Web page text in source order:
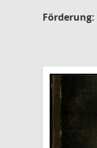
Förderung: